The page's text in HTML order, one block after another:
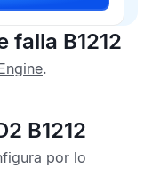
falla B1212
.
B1212
por lo